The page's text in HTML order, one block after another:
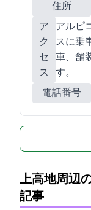
住所
ア
ク
セ
ス
アルピ
スに乗
車、舗
す。
電話番号
上高地周辺
記事